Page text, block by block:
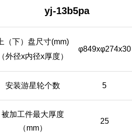
yj-13b5pa
上（下）盘尺寸(mm)
（外径x内径x厚度）
φ849xφ274x30
安装游星轮个数 5
被加工件最大厚度
（mm）
25